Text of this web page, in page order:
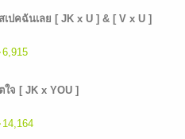
เปคฉันเลย [ JK x U ] & [ V x U ]
6,915
จ [ JK x YOU ]
14,164